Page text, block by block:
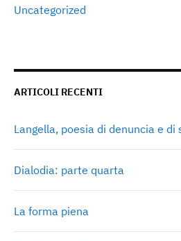
Uncategorized
ARTICOLI RECENTI
Langella, poesia di denuncia e di
Dialodia: parte quarta
La forma piena